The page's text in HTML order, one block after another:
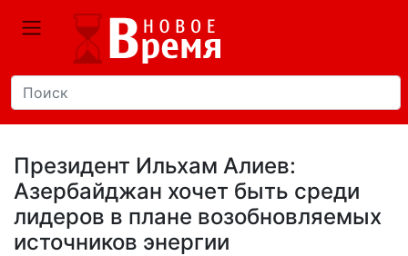
Президент Ильхам Алиев:
Азербайджан хочет быть среди
лидеров в плане возобновляемых
источников энергии